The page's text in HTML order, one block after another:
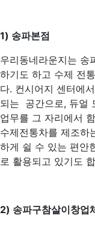
1) 송파본점
우리동네라운지는 송
하기도 하고 수제 전
다. 컨시어지 센터에
되는 공간으로, 듀얼
업무를 그 자리에서
수제전통차를 제조하
하게 쉴 수 있는 편안
로 활용되고 있기도
2) 송파구참살이창업